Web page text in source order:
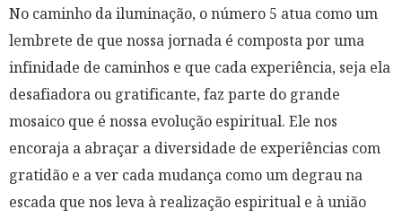
No caminho da iluminação, o número 5 atua como um
lembrete de que nossa jornada é composta por uma
infinidade de caminhos e que cada experiência, seja ela
desafiadora ou gratificante, faz parte do grande
mosaico que é nossa evolução espiritual. Ele nos
encoraja a abraçar a diversidade de experiências com
gratidão e a ver cada mudança como um degrau na
escada que nos leva à realização espiritual e à união